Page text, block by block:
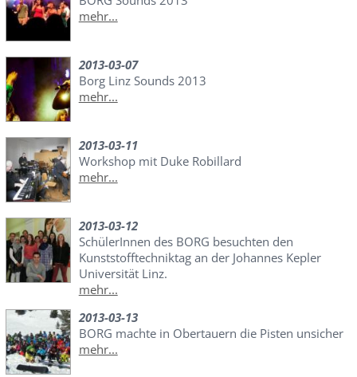
mehr...
2013-03-07
Borg Linz Sounds 2013
mehr...
2013-03-11
Workshop mit Duke Robillard
mehr...
2013-03-12
SchülerInnen des BORG besuchten den
Kunststofftechniktag an der Johannes Kepler
Universität Linz.
mehr...
2013-03-13
BORG machte in Obertauern die Pisten unsicher
mehr...